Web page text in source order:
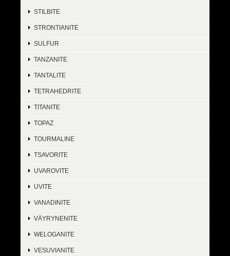
STILBITE
STRONTIANITE
SULFUR
TANZANITE
TANTALITE
TETRAHEDRITE
TITANITE
TOPAZ
TOURMALINE
TSAVORITE
UVAROVITE
UVITE
VANADINITE
VÄYRYNENITE
WELOGANITE
VESUVIANITE